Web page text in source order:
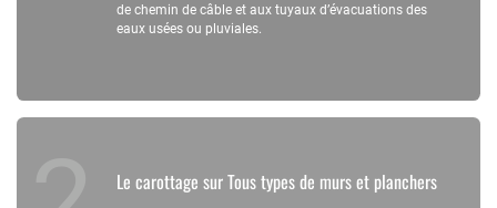
de chemin de câble et aux tuyaux d’évacuations des
eaux usées ou pluviales.
Le carottage sur Tous types de murs et planchers